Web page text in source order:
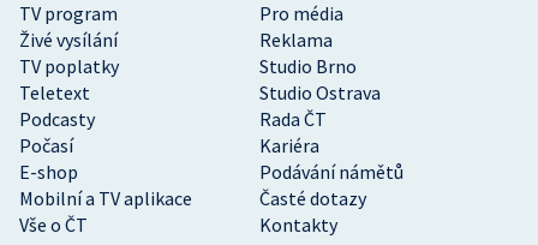
TV program
Pro média
Živé vysílání
Reklama
TV poplatky
Studio Brno
Teletext
Studio Ostrava
Podcasty
Rada ČT
Počasí
Kariéra
E-shop
Podávání námětů
Mobilní a TV aplikace
Časté dotazy
Vše o ČT
Kontakty